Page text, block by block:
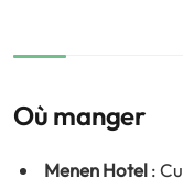
Où manger
Menen Hotel: